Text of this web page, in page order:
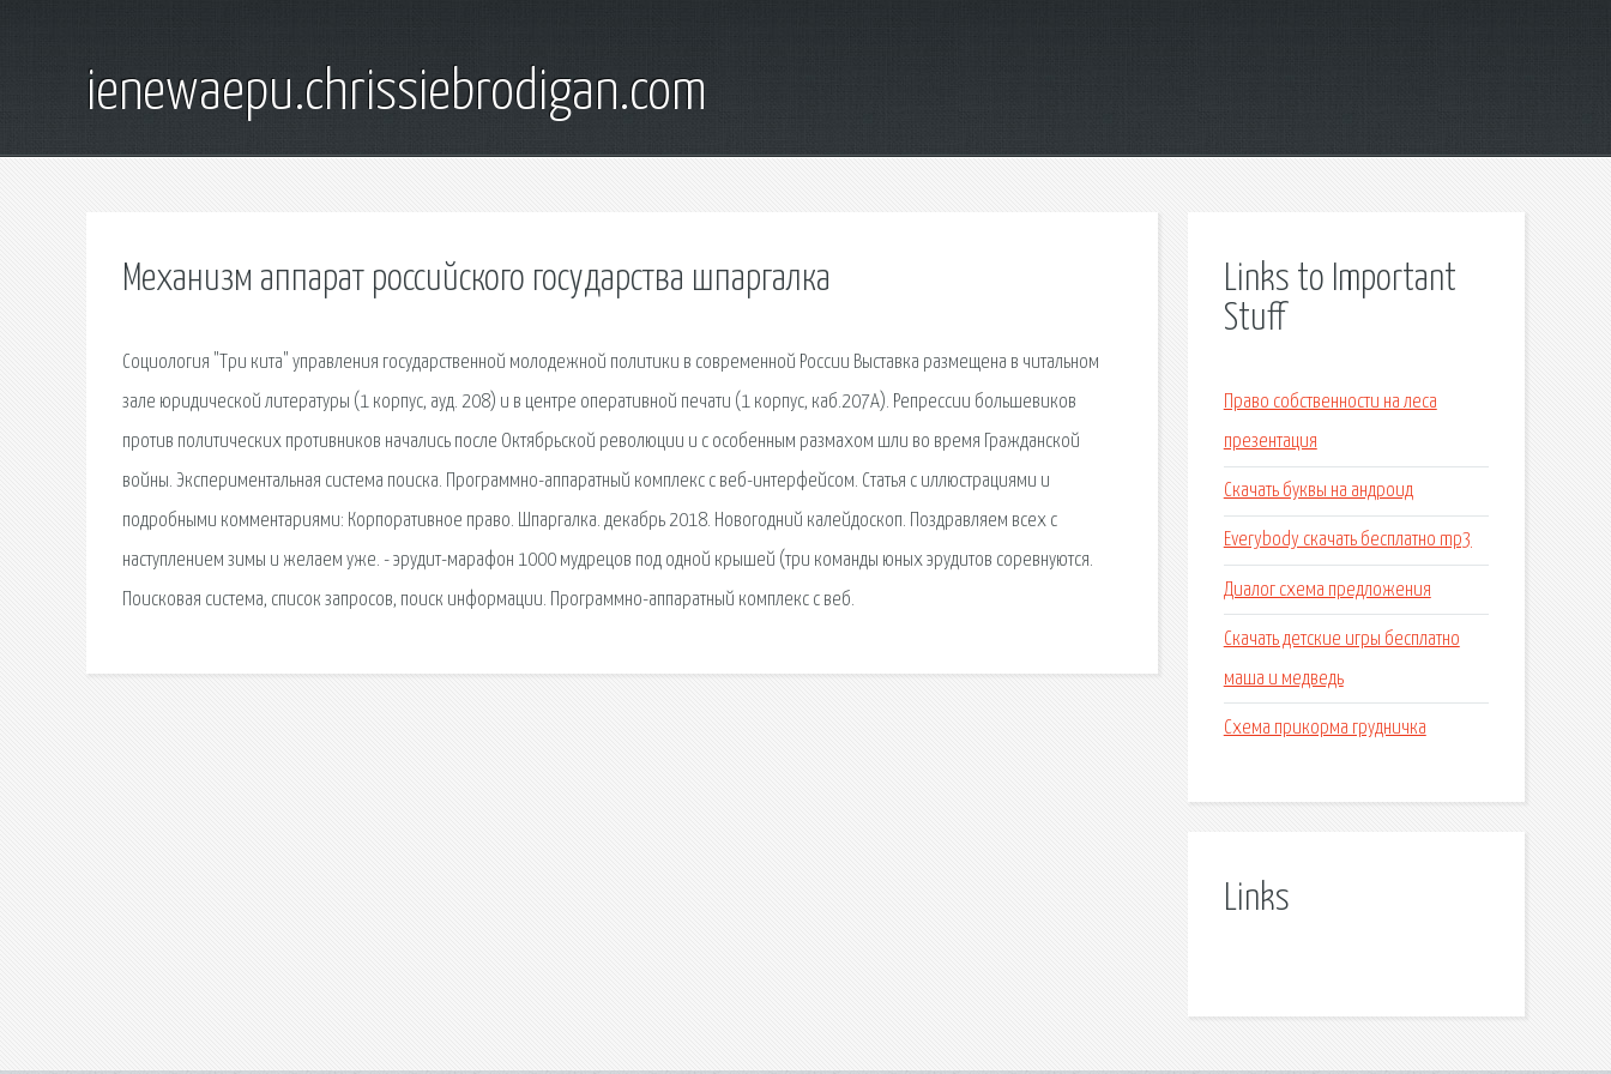
ienewaepu.chrissiebrodigan.com
Механизм аппарат российского государства шпаргалка
Социология "Три кита" управления государственной молодежной политики в современной России Выставка размещена в читальном
зале юридической литературы (1 корпус, ауд. 208) и в центре оперативной печати (1 корпус, каб.207А). Репрессии большевиков
против политических противников начались после Октябрьской революции и с особенным размахом шли во время Гражданской
войны. Экспериментальная система поиска. Программно-аппаратный комплекс с веб-интерфейсом. Статья с иллюстрациями и
подробными комментариями: Корпоративное право. Шпаргалка. декабрь 2018. Новогодний калейдоскоп. Поздравляем всех с
наступлением зимы и желаем уже. - эрудит-марафон 1000 мудрецов под одной крышей (три команды юных эрудитов соревнуются.
Поисковая сиcтема, список запросов, поиск информации. Программно-аппаратный комплекс с веб.
Links to Important
Stuff
Право собственности на леса
презентация
Скачать буквы на андроид
Everybody скачать бесплатно mp3
Диалог схема предложения
Скачать детские игры бесплатно
маша и медведь
Схема прикорма грудничка
Links